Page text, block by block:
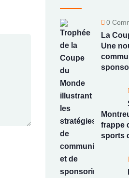
0
La
Une
frappe
sports